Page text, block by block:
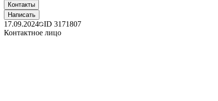
Контакты
Написать
17.09.2024 ID 3171807
Контактное лицо